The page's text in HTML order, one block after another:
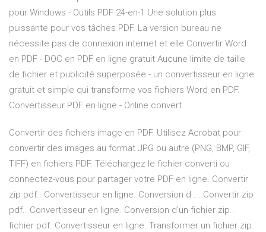
pour Windows - Outils PDF 24-en-1 Une solution plus
puissante pour vos tâches PDF. La version bureau ne
nécessite pas de connexion internet et elle Convertir Word
en PDF - DOC en PDF en ligne gratuit Aucune limite de taille
de fichier et publicité superposée - un convertisseur en ligne
gratuit et simple qui transforme vos fichiers Word en PDF.
Convertisseur PDF en ligne - Online convert
Convertir des fichiers image en PDF. Utilisez Acrobat pour
convertir des images au format JPG ou autre (PNG, BMP, GIF,
TIFF) en fichiers PDF. Téléchargez le fichier converti ou
connectez-vous pour partager votre PDF en ligne. Convertir
zip pdf.. Convertisseur en ligne. Conversion d ... Convertir zip
pdf.. Convertisseur en ligne. Conversion d'un fichier zip..
fichier pdf. Convertisseur en ligne. Transformer un fichier zip..